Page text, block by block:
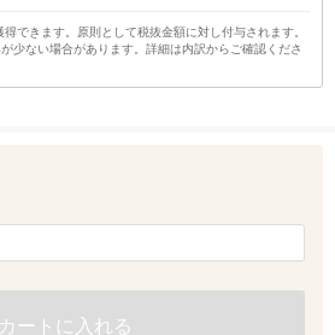
できます。原則として税抜金額に対し付与されます。
少ない場合があります。詳細は内訳からご確認くださ
カートに入れる